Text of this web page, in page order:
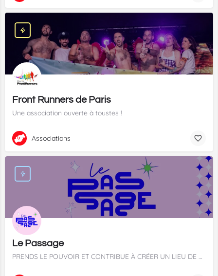
Front Runners de Paris
Une association ouverte à toustes !
Associations
Le Passage
PRENDS LE POUVOIR ET CONTRIBUE À CRÉER UN LIEU DE VIE SOLIDAIRE